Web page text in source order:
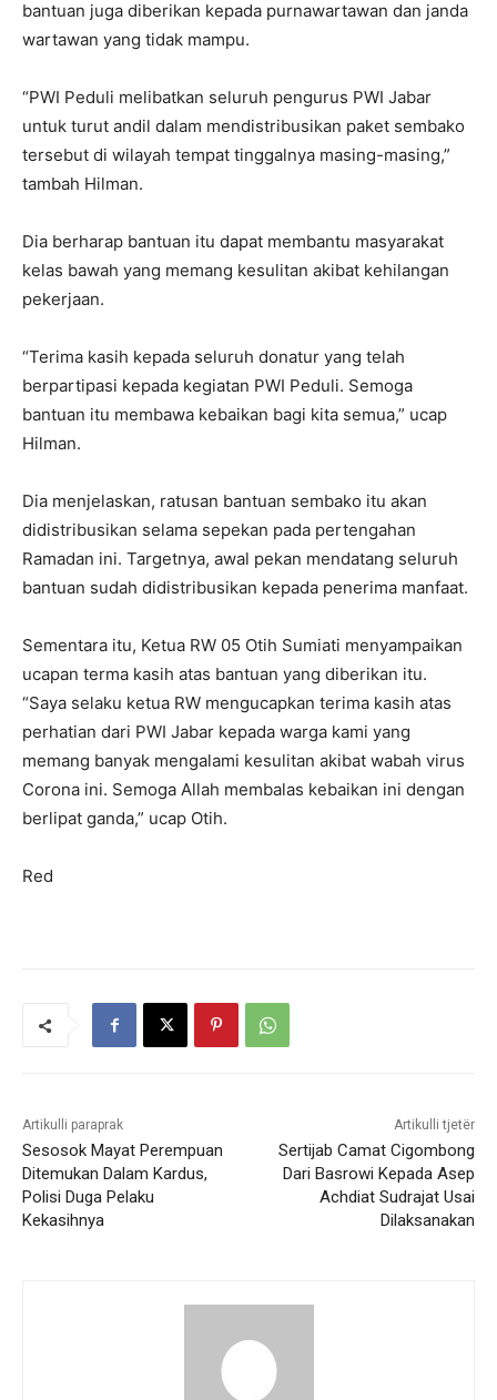
bantuan juga diberikan kepada purnawartawan dan janda
wartawan yang tidak mampu.
“PWI Peduli melibatkan seluruh pengurus PWI Jabar
untuk turut andil dalam mendistribusikan paket sembako
tersebut di wilayah tempat tinggalnya masing-masing,”
tambah Hilman.
Dia berharap bantuan itu dapat membantu masyarakat
kelas bawah yang memang kesulitan akibat kehilangan
pekerjaan.
“Terima kasih kepada seluruh donatur yang telah
berpartipasi kepada kegiatan PWI Peduli. Semoga
bantuan itu membawa kebaikan bagi kita semua,” ucap
Hilman.
Dia menjelaskan, ratusan bantuan sembako itu akan
didistribusikan selama sepekan pada pertengahan
Ramadan ini. Targetnya, awal pekan mendatang seluruh
bantuan sudah didistribusikan kepada penerima manfaat.
Sementara itu, Ketua RW 05 Otih Sumiati menyampaikan
ucapan terma kasih atas bantuan yang diberikan itu.
“Saya selaku ketua RW mengucapkan terima kasih atas
perhatian dari PWI Jabar kepada warga kami yang
memang banyak mengalami kesulitan akibat wabah virus
Corona ini. Semoga Allah membalas kebaikan ini dengan
berlipat ganda,” ucap Otih.
Red
Artikulli paraprak
Sesosok Mayat Perempuan
Ditemukan Dalam Kardus,
Polisi Duga Pelaku
Kekasihnya
Artikulli tjetër
Sertijab Camat Cigombong
Dari Basrowi Kepada Asep
Achdiat Sudrajat Usai
Dilaksanakan